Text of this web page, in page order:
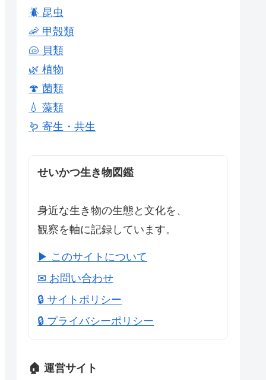
🪲 昆虫
🦐 甲殻類
🐚 貝類
🌿 植物
🍄 菌類
💧 藻類
🪱 寄生・共生
せいかつ生き物図鑑
身近な生き物の生態と文化を、
観察を軸に記録しています。
▶ このサイトについて
✉ お問い合わせ
🔒 サイトポリシー
🔒 プライバシーポリシー
🏠 運営サイト